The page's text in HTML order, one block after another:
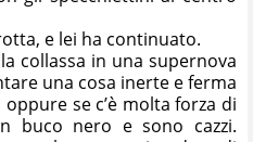
e lei ha continuato.
collassa in una supernova
una cosa inerte e ferma
se c’è molta forza di
buco nero e sono cazzi.